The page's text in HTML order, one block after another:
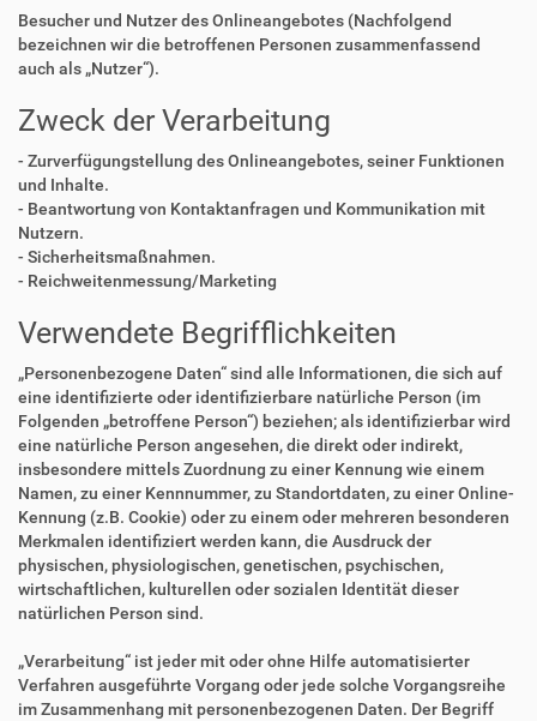
Besucher und Nutzer des Onlineangebotes (Nachfolgend
bezeichnen wir die betroffenen Personen zusammenfassend
auch als „Nutzer“).
Zweck der Verarbeitung
- Zurverfügungstellung des Onlineangebotes, seiner Funktionen
und Inhalte.
- Beantwortung von Kontaktanfragen und Kommunikation mit
Nutzern.
- Sicherheitsmaßnahmen.
- Reichweitenmessung/Marketing
Verwendete Begrifflichkeiten
„Personenbezogene Daten“ sind alle Informationen, die sich auf
eine identifizierte oder identifizierbare natürliche Person (im
Folgenden „betroffene Person“) beziehen; als identifizierbar wird
eine natürliche Person angesehen, die direkt oder indirekt,
insbesondere mittels Zuordnung zu einer Kennung wie einem
Namen, zu einer Kennnummer, zu Standortdaten, zu einer Online-
Kennung (z.B. Cookie) oder zu einem oder mehreren besonderen
Merkmalen identifiziert werden kann, die Ausdruck der
physischen, physiologischen, genetischen, psychischen,
wirtschaftlichen, kulturellen oder sozialen Identität dieser
natürlichen Person sind.
„Verarbeitung“ ist jeder mit oder ohne Hilfe automatisierter
Verfahren ausgeführte Vorgang oder jede solche Vorgangsreihe
im Zusammenhang mit personenbezogenen Daten. Der Begriff